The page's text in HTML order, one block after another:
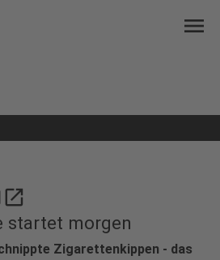
menu
open_in_new
startet morgen
Zigarettenkippen - das